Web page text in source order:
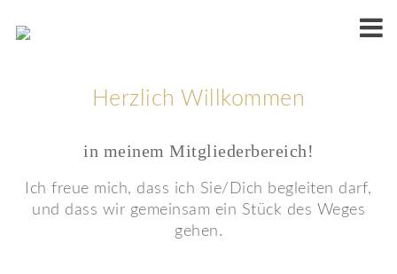
Herzlich Willkommen
in meinem Mitgliederbereich!
Ich freue mich, dass ich Sie/Dich begleiten darf,
und dass wir gemeinsam ein Stück des Weges
gehen.